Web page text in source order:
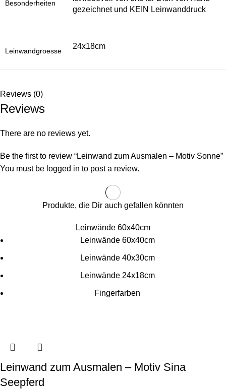
Besonderheiten
gezeichnet und KEIN Leinwanddruck
Leinwandgroesse
24x18cm
Reviews (0)
Reviews
There are no reviews yet.
Be the first to review “Leinwand zum Ausmalen – Motiv Sonne”
You must be logged in to post a review.
Produkte, die Dir auch gefallen könnten
Leinwände 60x40cm
Leinwände 60x40cm
Leinwände 40x30cm
Leinwände 24x18cm
Fingerfarben
Leinwand zum Ausmalen – Motiv Sina
Seepferd